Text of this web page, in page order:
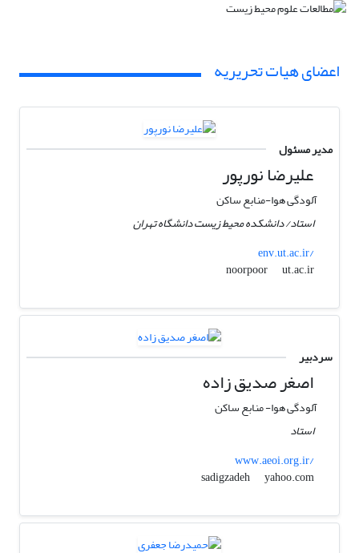
اعضای هیات تحریریه
مدیر مسئول
علیرضا نورپور
آلودگی هوا-منابع ساکن
استاد/ دانشکده محیط زیست دانشگاه تهران
env.ut.ac.ir/
noorpoor
ut.ac.ir
سردبیر
اصغر صدیق زاده
آلودگی هوا- منابع ساکن
استاد
www.aeoi.org.ir/
sadigzadeh
yahoo.com